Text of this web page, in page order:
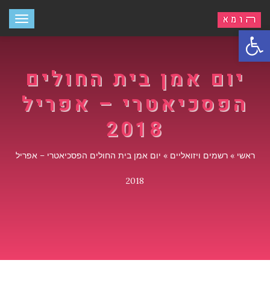
פתח סרגל נגישות
יום אמן בית החולים
הפסכיאטרי – אפריל
2018
ראשי » רשמים ויזואליים » יום אמן בית החולים הפסכיאטרי – אפריל
2018